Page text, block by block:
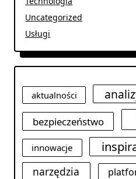
Uncategorized
Usługi
aktualności
bezpieczeństwo
innowacje
narzędzia